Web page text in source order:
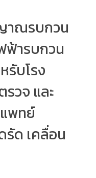
าณรบกวน
ารบกวน
รับโรง
วจ และ
พทย์
รัด เคลื่อน